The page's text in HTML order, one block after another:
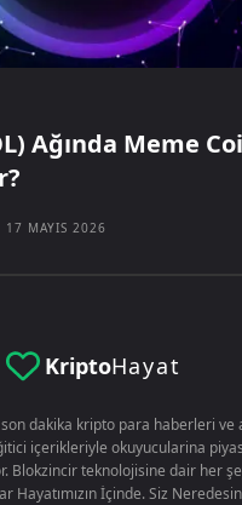
Ağında Meme
17 MAYIS 2026
KriptoHayat
dakika kripto para haberleri ve
içerikleriyle okuyucularina
Blokzincir teknolojisine dair her
Hayatımızın İçinde. Siz